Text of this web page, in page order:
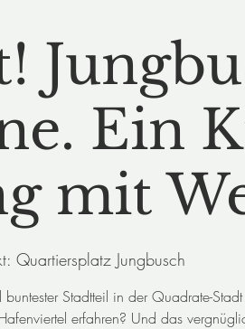
Ein
mit
Quartiersplatz Jungbusch
Stadtteil in der Quadrate-Stadt
erfahren? Und das